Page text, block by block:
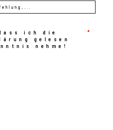
ich die
gelesen
nehme!